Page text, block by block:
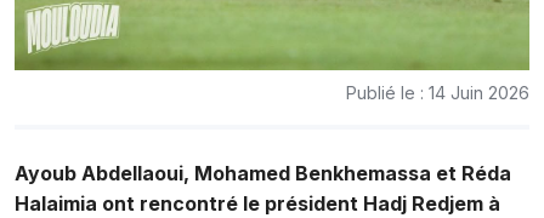
Publié le : 14 Juin 2026
Ayoub Abdellaoui, Mohamed Benkhemassa et Réda
Halaimia ont rencontré le président Hadj Redjem à